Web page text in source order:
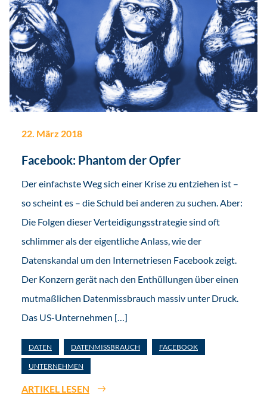
22. März 2018
Facebook: Phantom der Opfer
Der einfachste Weg sich einer Krise zu entziehen ist –
so scheint es – die Schuld bei anderen zu suchen. Aber:
Die Folgen dieser Verteidigungsstrategie sind oft
schlimmer als der eigentliche Anlass, wie der
Datenskandal um den Internetriesen Facebook zeigt.
Der Konzern gerät nach den Enthüllungen über einen
mutmaßlichen Datenmissbrauch massiv unter Druck.
Das US-Unternehmen […]
DATEN DATENMISSBRAUCH FACEBOOK
UNTERNEHMEN
ARTIKEL LESEN